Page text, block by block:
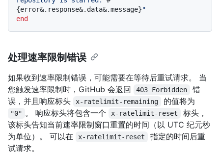
{error&.response&.data&.message}"
end
处理速率限制错误
如果收到速率限制错误，可能需要在等待后重试请求。 当
您触发速率限制时，GitHub 会返回
403 Forbidden
错
误，并且响应标头
x-ratelimit-remaining 的值将为
"0" 。 响应标头将包含一个 x-ratelimit-reset
标头，
该标头告知当前速率限制窗口重置的时间（以 UTC 纪元秒
为单位）。 可以在
x-ratelimit-reset
指定的时间后重
试请求。